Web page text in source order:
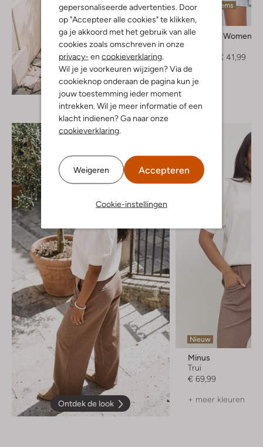
gepersonaliseerde advertenties. Door
op "Accepteer alle cookies" te klikken,
ga je akkoord met het gebruik van alle
cookies zoals omschreven in onze
privacy- en cookieverklaring.
Wil je je voorkeuren wijzigen? Via de
cookieknop onderaan de pagina kun je
jouw toestemming ieder moment
intrekken. Wil je meer informatie of een
klacht indienen? Ga naar onze
cookieverklaring.
Weigeren Accepteren
Cookie-instellingen
Ontdek de look
Laatste items
-30%
Selected Women
€ 41,99
Ontdek de look
Nieuw
Minus
Trui
€ 69,99
+ meer kleuren